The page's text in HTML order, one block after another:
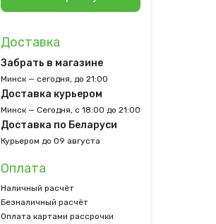
Доставка
Забрать в магазине
Минск — сегодня, до 21:00
Доставка курьером
Минск — Сегодня, с 18:00 до 21:00
Доставка по Беларуси
Курьером до 09 августа
Оплата
Наличный расчёт
Безналичный расчёт
Оплата картами рассрочки